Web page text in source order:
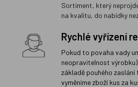
Sortiment, který
na kvalitu, do nabídky
Rychlé vyřízení
Pokud to povaha vady
neopravitelnost
základě pouhého
vyměníme zboží kus za